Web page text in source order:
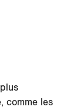
comme les